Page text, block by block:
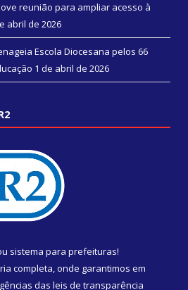
reunião para ampliar acesso à
abril de 2026
Escola Diocesana pelos 66
1 de abril de 2026
sistema para prefeituras!
completa, onde garantimos em
das leis de transparência